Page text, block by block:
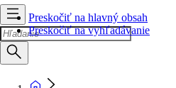
Preskočiť na hlavný obsah
Preskočiť na vyhľadávanie